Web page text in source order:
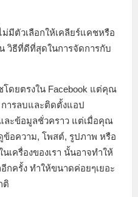
มีตัวเลือกให้เคลียร์แคชหรือ
วิธีที่ดีที่สุดในการจัดการกับ
ดยตรงใน Facebook แต่คุณ
ารลบและติดตั้งแอป
ละข้อมูลชั่วคราว แต่เมื่อคุณ
ข้อความ, โพสต์, รูปภาพ หรือ
เครื่องของเรา นั้นอาจทำให้
กครั้ง ทำให้ขนาดค่อยๆเยอะ
ติ